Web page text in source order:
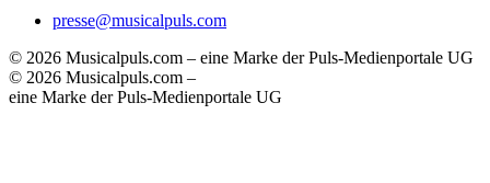
presse@musicalpuls.com
© 2026 Musicalpuls.com – eine Marke der Puls-Medienportale UG
© 2026 Musicalpuls.com –
eine Marke der Puls-Medienportale UG